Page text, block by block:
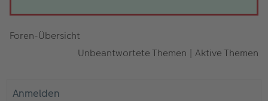
Foren-Übersicht
Unbeantwortete Themen | Aktive Themen
Anmelden